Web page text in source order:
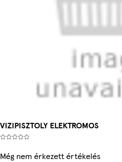
VIZIPISZTOLY ELEKTROMOS
Még nem érkezett értékelés